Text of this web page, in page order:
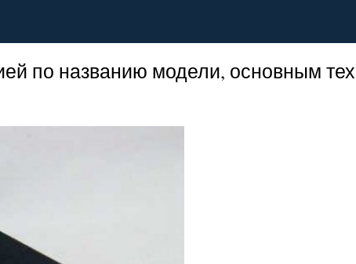
по названию модели, основным